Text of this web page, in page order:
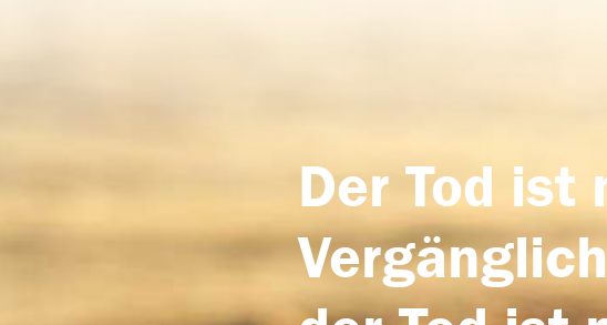
Der Tod ist